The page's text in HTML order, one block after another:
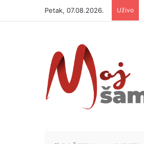
Petak, 07.08.2026. Uživo